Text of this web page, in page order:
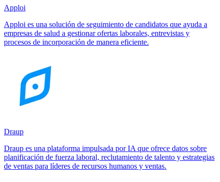
Apploi
Apploi es una solución de seguimiento de candidatos que ayuda a
empresas de salud a gestionar ofertas laborales, entrevistas y
procesos de incorporación de manera eficiente.
Draup
Draup es una plataforma impulsada por IA que ofrece datos sobre
planificación de fuerza laboral, reclutamiento de talento y estrategias
de ventas para líderes de recursos humanos y ventas.